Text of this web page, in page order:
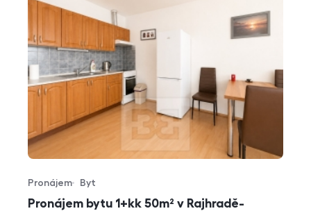
Pronájem bytu 1+kk 50m² v Rajhradě-
Typ nabídky
Pronájem
Typ nemovitosti
Byt